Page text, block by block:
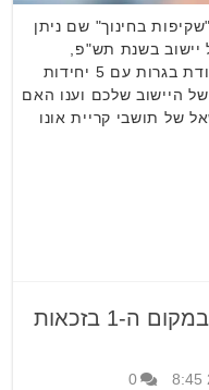
בחינוך" שם ניתן
בשנת תש"פ,
הזכאות לתעודת בגרות מצטיינת ולתעודת בגרות עם 5 יחידות
היישוב שלכם וענו האם
של תושבי קריית אונו
בקעת אונו: איזה יישוב מדורג במקום ה-1 בזכאות
0